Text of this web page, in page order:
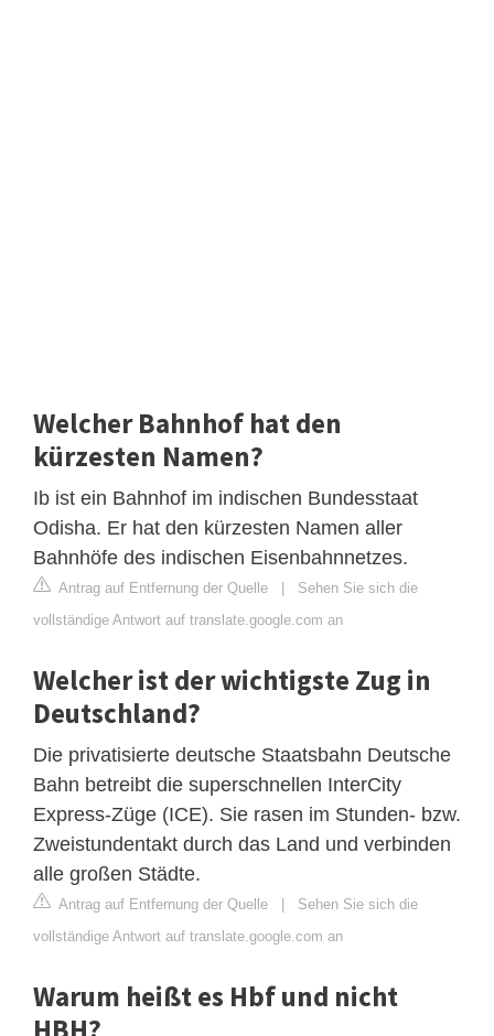
Welcher Bahnhof hat den
kürzesten Namen?
Ib ist ein Bahnhof im indischen Bundesstaat
Odisha. Er hat den kürzesten Namen aller
Bahnhöfe des indischen Eisenbahnnetzes.
Antrag auf Entfernung der Quelle | Sehen Sie sich die
vollständige Antwort auf translate.google.com an
Welcher ist der wichtigste Zug in
Deutschland?
Die privatisierte deutsche Staatsbahn Deutsche
Bahn betreibt die superschnellen InterCity
Express-Züge (ICE). Sie rasen im Stunden- bzw.
Zweistundentakt durch das Land und verbinden
alle großen Städte.
Antrag auf Entfernung der Quelle | Sehen Sie sich die
vollständige Antwort auf translate.google.com an
Warum heißt es Hbf und nicht
HBH?